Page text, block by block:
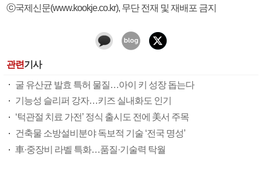
ⓒ국제신문(www.kookje.co.kr), 무단 전재 및 재배포 금지
관련기사
굴 유산균 발효 특허 물질…아이 키 성장 돕는다
기능성 슬리퍼 강자…키즈 실내화도 인기
‘턱관절 치료 가전’ 정식 출시도 전에 美서 주목
건축물 소방설비분야 독보적 기술 ‘전국 명성’
車·중장비 라벨 특화…품질·기술력 탁월